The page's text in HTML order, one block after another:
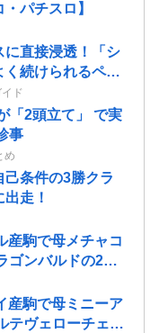
パチスロ】
に直接浸透！「シ
く続けられるペニ
ド
「2頭立て」 で実
事
め
条件の3勝クラ
走！
産駒で母メチャコ
ゴンバルドの2歳
産駒で母ミニーア
テヴェローチェの